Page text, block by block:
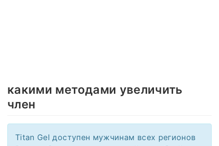
какими методами увеличить
член
Titan Gel доступен мужчинам всех регионов